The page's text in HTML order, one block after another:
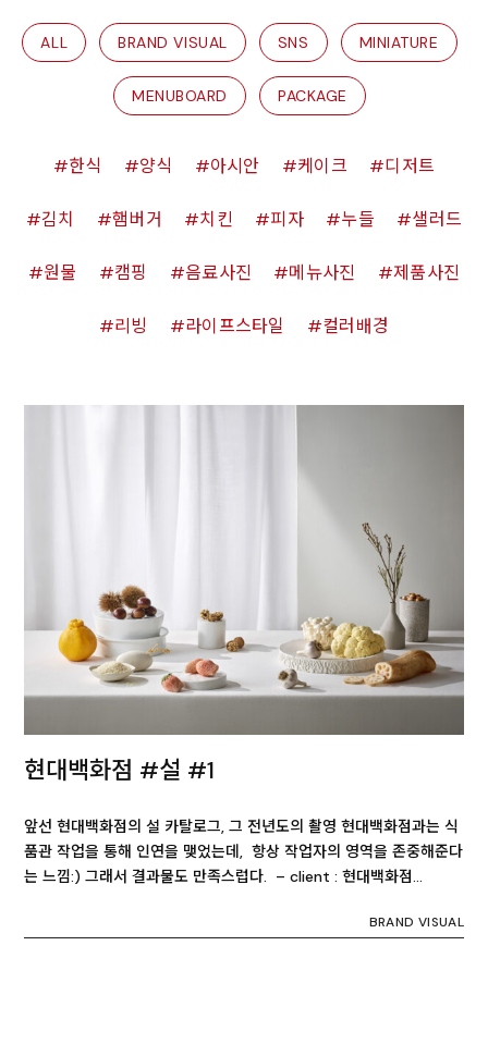
ALL BRAND VISUAL SNS MINIATURE
MENUBOARD PACKAGE
한식 양식 아시안 케이크 디저트
김치 햄버거 치킨 피자 누들 샐러드
원물 캠핑 음료사진 메뉴사진 제품사진
리빙 라이프스타일 컬러배경
현대백화점 #설 #1
앞선 현대백화점의 설 카탈로그, 그 전년도의 촬영 현대백화점과는 식
품관 작업을 통해 인연을 맺었는데, 항상 작업자의 영역을 존중해준다
는 느낌:) 그래서 결과물도 만족스럽다. – client : 현대백화점…
BRAND VISUAL